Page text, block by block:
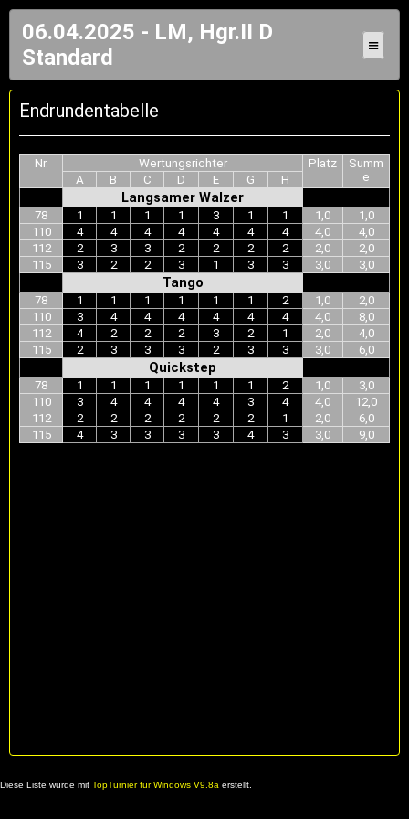
06.04.2025 - LM, Hgr.II D
Standard
≡
Endrundentabelle
Nr. Wertungsrichter Platz
Summ
e
A B C D E G H
Langsamer Walzer
78 1 1 1 1 3 1 1 1,0
1,0
110
4 4 4 4 4 4 4 4,0
4,0
112
2 3 3 2 2 2 2 2,0
2,0
115
3 2 2 3 1 3 3 3,0 3,0
Tango
78 1 1 1 1 1 1 2 1,0
2,0
110
3 4 4 4 4 4 4 4,0
8,0
112
4 2 2 2 3 2 1 2,0
4,0
115
2 3 3 3 2 3 3 3,0 6,0
Quickstep
78 1 1 1 1 1 1 2 1,0
3,0
110
3 4 4 4 4 3 4 4,0
12,0
112
2 2 2 2 2 2 1 2,0
6,0
115
4 3 3 3 3 4 3 3,0 9,0
Diese Liste wurde mit TopTurnier für Windows V9.8a erstellt.